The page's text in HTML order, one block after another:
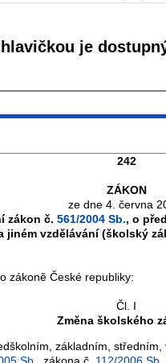
je
242
ZÁKON
ze dne 4. června
zákon č. 561/2004 Sb., o
jiném vzdělávání (školský
České republiky:
Čl. I
Změna školského
základním,
Sb. , zákona č. 112/2006 Sb.